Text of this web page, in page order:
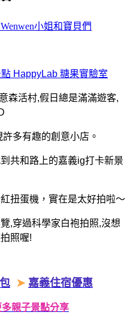
Wenwen小姐和寶貝們
森活村,假日總是滿滿遊客,
多有趣的創意小店。
共和路上的嘉義ig打卡新景
扭蛋機，實在是太好拍啦～
,穿過科學家白袍拍照,沒想
照喔!
➤ 嘉義住宿優惠
多親子景點分享